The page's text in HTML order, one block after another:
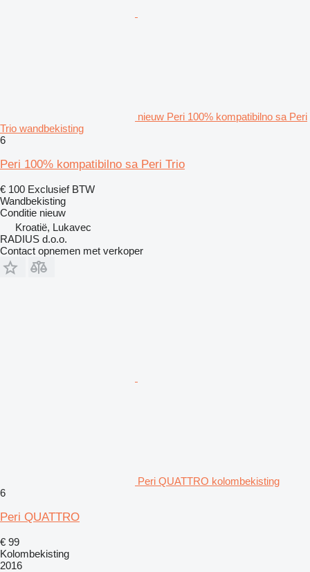
nieuw Peri 100% kompatibilno sa Peri
Trio wandbekisting
6
Peri 100% kompatibilno sa Peri Trio
€ 100 Exclusief BTW
Wandbekisting
Conditie nieuw
Kroatië, Lukavec
RADIUS d.o.o.
Contact opnemen met verkoper
Peri QUATTRO kolombekisting
6
Peri QUATTRO
€ 99
Kolombekisting
2016